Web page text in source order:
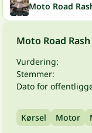
Moto Road
Moto Road Rash
Vurdering:
Stemmer:
Dato for
Kørsel Motor